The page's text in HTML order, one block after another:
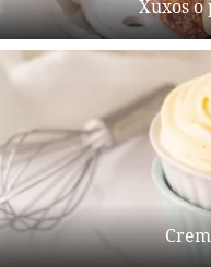
Xuxos o